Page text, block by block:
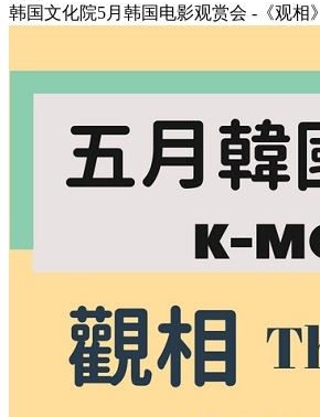
韩国文化院5月韩国电影观赏会 -《观相》